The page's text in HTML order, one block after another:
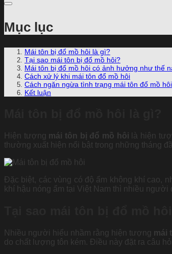
Mục lục
Mái tôn bị đổ mồ hôi là gì?
Tại sao mái tôn bị đổ mồ hôi?
Mái tôn bị đổ mồ hôi có ảnh hưởng như thế
Cách xử lý khi mái tôn đổ mồ hôi
Cách ngăn ngừa tình trạng mái tôn đổ mồ
Kết luận
Hiện tượng mái tôn bị đổ mồ hôi là hiện
thường xuất hiện nổi bật trong những tháng
Đặc biệt, các vùng có độ ẩm không khí cao,
khí hậu nóng ẩm tại Việt Nam thì nhiều
Nhiều người hiểu nhầm rằng hiện tượng mái
do chất lượng tôn kém. Điều này đặt ra câu